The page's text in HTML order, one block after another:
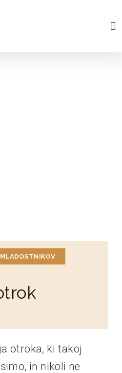
otroka, ki takoj
in nikoli ne